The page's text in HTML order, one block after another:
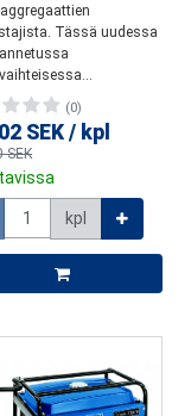
Tässä uudessa
(0)
SEK / kpl
SEK
kpl